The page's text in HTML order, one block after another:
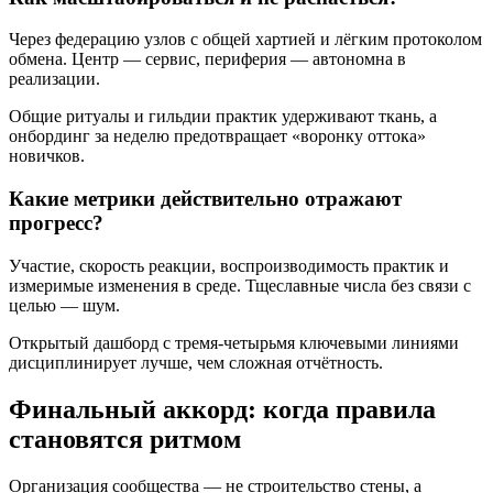
Через федерацию узлов с общей хартией и лёгким протоколом
обмена. Центр — сервис, периферия — автономна в
реализации.
Общие ритуалы и гильдии практик удерживают ткань, а
онбординг за неделю предотвращает «воронку оттока»
новичков.
Какие метрики действительно отражают
прогресс?
Участие, скорость реакции, воспроизводимость практик и
измеримые изменения в среде. Тщеславные числа без связи с
целью — шум.
Открытый дашборд с тремя-четырьмя ключевыми линиями
дисциплинирует лучше, чем сложная отчётность.
Финальный аккорд: когда правила
становятся ритмом
Организация сообщества — не строительство стены, а